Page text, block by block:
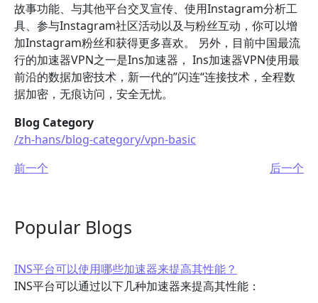
故事功能、与其他平台交叉宣传、使用Instagram分析工
具、参与Instagram社区活动以及与粉丝互动，你可以增
加Instagram粉丝和获得更多喜欢。 另外，目前中国最流
行的加速器VPN之一是Ins加速器， Ins加速器VPN使用最
前沿的数据加密技术，新一代的”闪连“连接技术，全程数
据加密，无痕访问，安全无忧。
Blog Category
/zh-hans/blog-category/vpn-basic
前一个
后一个
Popular Blogs
INS平台可以使用哪些加速器来提高其性能？
INS平台可以通过以下几种加速器来提高其性能：